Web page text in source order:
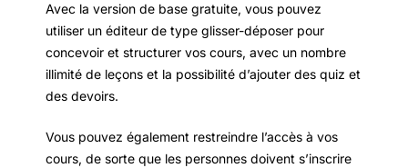
Avec la version de base gratuite, vous pouvez
utiliser un éditeur de type glisser-déposer pour
concevoir et structurer vos cours, avec un nombre
illimité de leçons et la possibilité d’ajouter des quiz et
des devoirs.
Vous pouvez également restreindre l’accès à vos
cours, de sorte que les personnes doivent s’inscrire